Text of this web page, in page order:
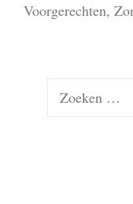
Voorgerechten,
Zoek